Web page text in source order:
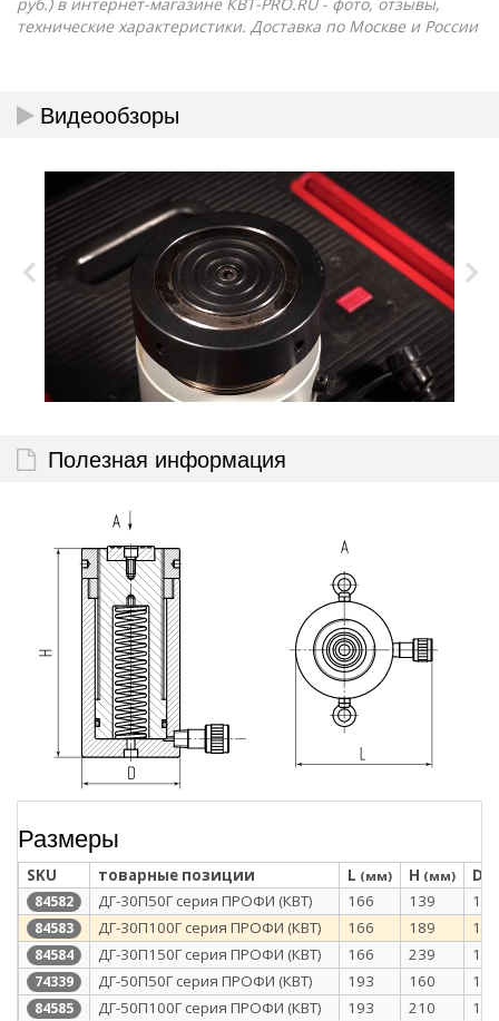
технические характеристики. Доставка по Москве и России
Видеообзоры
Полезная информация
Размеры
SKU товарные позиции L (мм) H (мм) D
84582 ДГ-30П50Г серия ПРОФИ (КВТ) 166 139 101
84583 ДГ-30П100Г серия ПРОФИ (КВТ) 166 189 101
84584 ДГ-30П150Г серия ПРОФИ (КВТ) 166 239 101
74339 ДГ-50П50Г серия ПРОФИ (КВТ) 193 160 128
84585 ДГ-50П100Г серия ПРОФИ (КВТ) 193 210 128